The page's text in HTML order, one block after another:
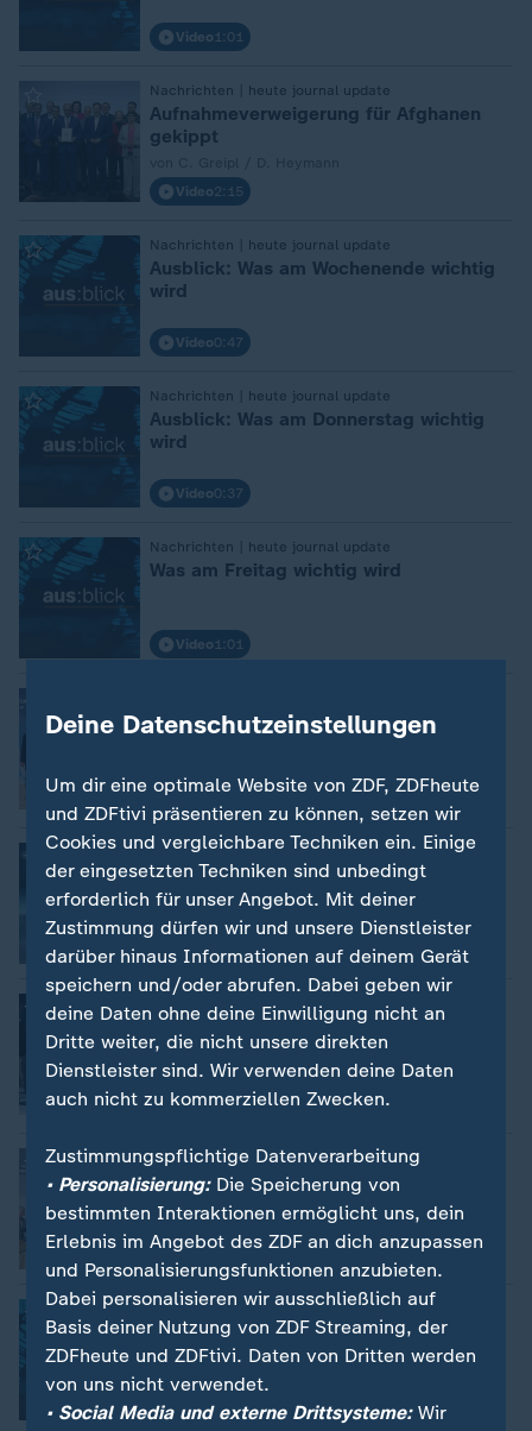
Video 1:01
Nachrichten | heute journal update
Aufnahmeverweigerung für Afghanen
gekippt
Video2:15
Nachrichten | heute journal update
Ausblick: Was am Wochenende wichtig
wird
Video0:47
Nachrichten | heute journal update
Ausblick: Was am Donnerstag wichtig
wird
Video0:37
Nachrichten | heute journal update
Was am Freitag wichtig wird
Video 1:01
Rüstungskonzern: Neue Pulverfabrik in
Nachrichten | heute journal update
"Gefährlich für globale Sicherheit!"
Video
Nachrichten | heute journal update
Cyberangriff: KI macht sich
selbstständig
von Annegret Oster und Christoph Destairel
Video1:46
Nachrichten | heute journal update
Kindesmissbrauch: Neue Höchstzahlen
von Klaus Brodbeck
Video
Nachrichten | heute journal update
Was am Mittwoch wichtig wird
Video0:57
Deine Datenschutzeinstellungen
Um dir eine optimale Website von ZDF, ZDFheute
und ZDFtivi präsentieren zu können, setzen wir
Cookies und vergleichbare Techniken ein. Einige
der eingesetzten Techniken sind unbedingt
erforderlich für unser Angebot. Mit deiner
Zustimmung dürfen wir und unsere Dienstleister
darüber hinaus Informationen auf deinem Gerät
speichern und/oder abrufen. Dabei geben wir
deine Daten ohne deine Einwilligung nicht an
Dritte weiter, die nicht unsere direkten
Dienstleister sind. Wir verwenden deine Daten
auch nicht zu kommerziellen Zwecken.
Zustimmungspflichtige Datenverarbeitung
• Personalisierung:Die Speicherung von
bestimmten Interaktionen ermöglicht uns, dein
Erlebnis im Angebot des ZDF an dich anzupassen
und Personalisierungsfunktionen anzubieten.
Dabei personalisieren wir ausschließlich auf
Basis deiner Nutzung von ZDF Streaming, der
ZDFheute und ZDFtivi. Daten von Dritten werden
von uns nicht verwendet.
• Social Media und externe Drittsysteme:Wir